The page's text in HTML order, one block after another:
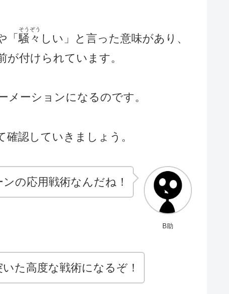
「騒々
そうぞう
しい」と言った意味があり、
が付けられています。
ーションになるのです。
認していきましょう。
B助
の応用戦術なんだね！
た高度な戦術になるぞ！